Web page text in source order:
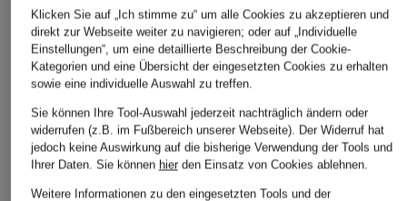
Klicken Sie auf „Ich stimme zu“ um alle Cookies zu akzeptieren und
direkt zur Webseite weiter zu navigieren; oder auf „Individuelle
Einstellungen“, um eine detaillierte Beschreibung der Cookie-
Kategorien und eine Übersicht der eingesetzten Cookies zu erhalten
sowie eine individuelle Auswahl zu treffen.
Sie können Ihre Tool-Auswahl jederzeit nachträglich ändern oder
widerrufen (z.B. im Fußbereich unserer Webseite). Der Widerruf hat
jedoch keine Auswirkung auf die bisherige Verwendung der Tools und
Ihrer Daten. Sie können hierden Einsatz von Cookies ablehnen.
Weitere Informationen zu den eingesetzten Tools und der